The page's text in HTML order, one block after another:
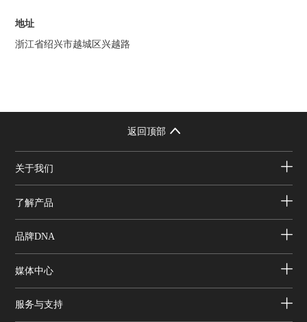
地址
浙江省绍兴市越城区兴越路
返回顶部
关于我们
了解产品
品牌DNA
媒体中心
服务与支持